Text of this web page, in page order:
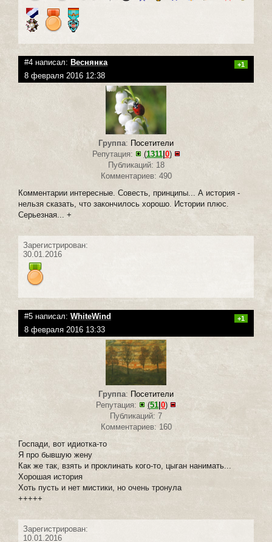
#4 написал: Веснянка +1
8 февраля 2016 12:38
Группа: Посетители
Репутация:
(1311|0)
Публикаций: 18
Комментариев: 490
Комментарии интересные. Совесть, принципы... А история -
нельзя сказать, что закончилось хорошо. Истории плюс.
Серьезная... +
Зарегистрирован:
30.01.2016
#5 написал: WhiteWind +1
8 февраля 2016 13:33
Группа: Посетители
Репутация:
(51 0)
Публикаций: 7
Комментариев: 160
Госпади, вот идиотка-то
Я про бывшую жену
Как же так, взять и проклинать кого-то, цыган нанимать...
Хорошая история
Хоть пусть и нет мистики, но очень тронула
+++++
Зарегистрирован:
10.01.2016